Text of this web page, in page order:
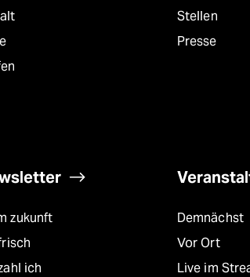
Stellen
Presse
zukunft
ich
Demnächst
Vor Ort
Live im